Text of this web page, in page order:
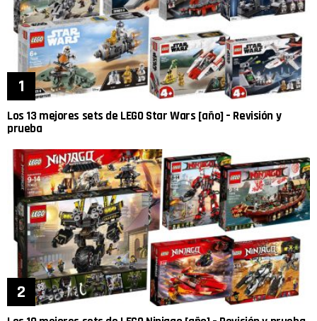
Los 13 mejores sets de LEGO Star Wars [año] – Revisión y
prueba